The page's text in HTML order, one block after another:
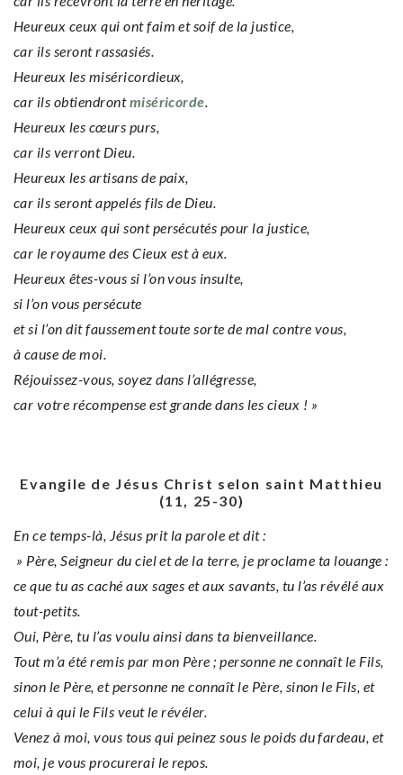
Heureux ceux qui ont faim et soif de la justice,
car ils seront rassasiés.
Heureux les miséricordieux,
car ils obtiendrontmiséricorde
Heureux les cœurs purs,
car ils verront Dieu.
Heureux les artisans de paix,
car ils seront appelés fils de Dieu.
Heureux ceux qui sont persécutés pour la justice,
car le royaume des Cieux est à eux.
Heureux êtes-vous si l’on vous insulte,
si l’on vous persécute
et si l’on dit faussement toute sorte de mal contre vous,
à cause de moi.
Réjouissez-vous, soyez dans l’allégresse,
car votre récompense est grande dans les cieux ! »
Evangile de Jésus Christ selon saint Matthieu
(11, 25-30)
En ce temps-là, Jésus prit la parole et dit :
» Père, Seigneur du ciel et de la terre, je proclame ta louange :
ce que tu as caché aux sages et aux savants, tu l’as révélé aux
tout-petits.
Oui, Père, tu l’as voulu ainsi dans ta bienveillance.
Tout m’a été remis par mon Père ; personne ne connaît le Fils,
sinon le Père, et personne ne connaît le Père, sinon le Fils, et
celui à qui le Fils veut le révéler.
Venez à moi, vous tous qui peinez sous le poids du fardeau, et
moi, je vous procurerai le repos.